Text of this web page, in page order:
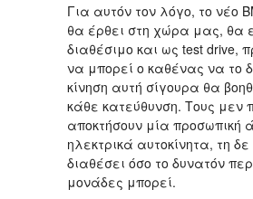
Για αυτόν τον λόγο, το νέο
θα έρθει στη χώρα μας, θα
διαθέσιμο και ως test drive,
να μπορεί ο καθένας να το
κίνηση αυτή σίγουρα θα
κάθε κατεύθυνση. Τους μεν
αποκτήσουν μία προσωπική
ηλεκτρικά αυτοκίνητα, τη
διαθέσει όσο το δυνατόν
μονάδες μπορεί.